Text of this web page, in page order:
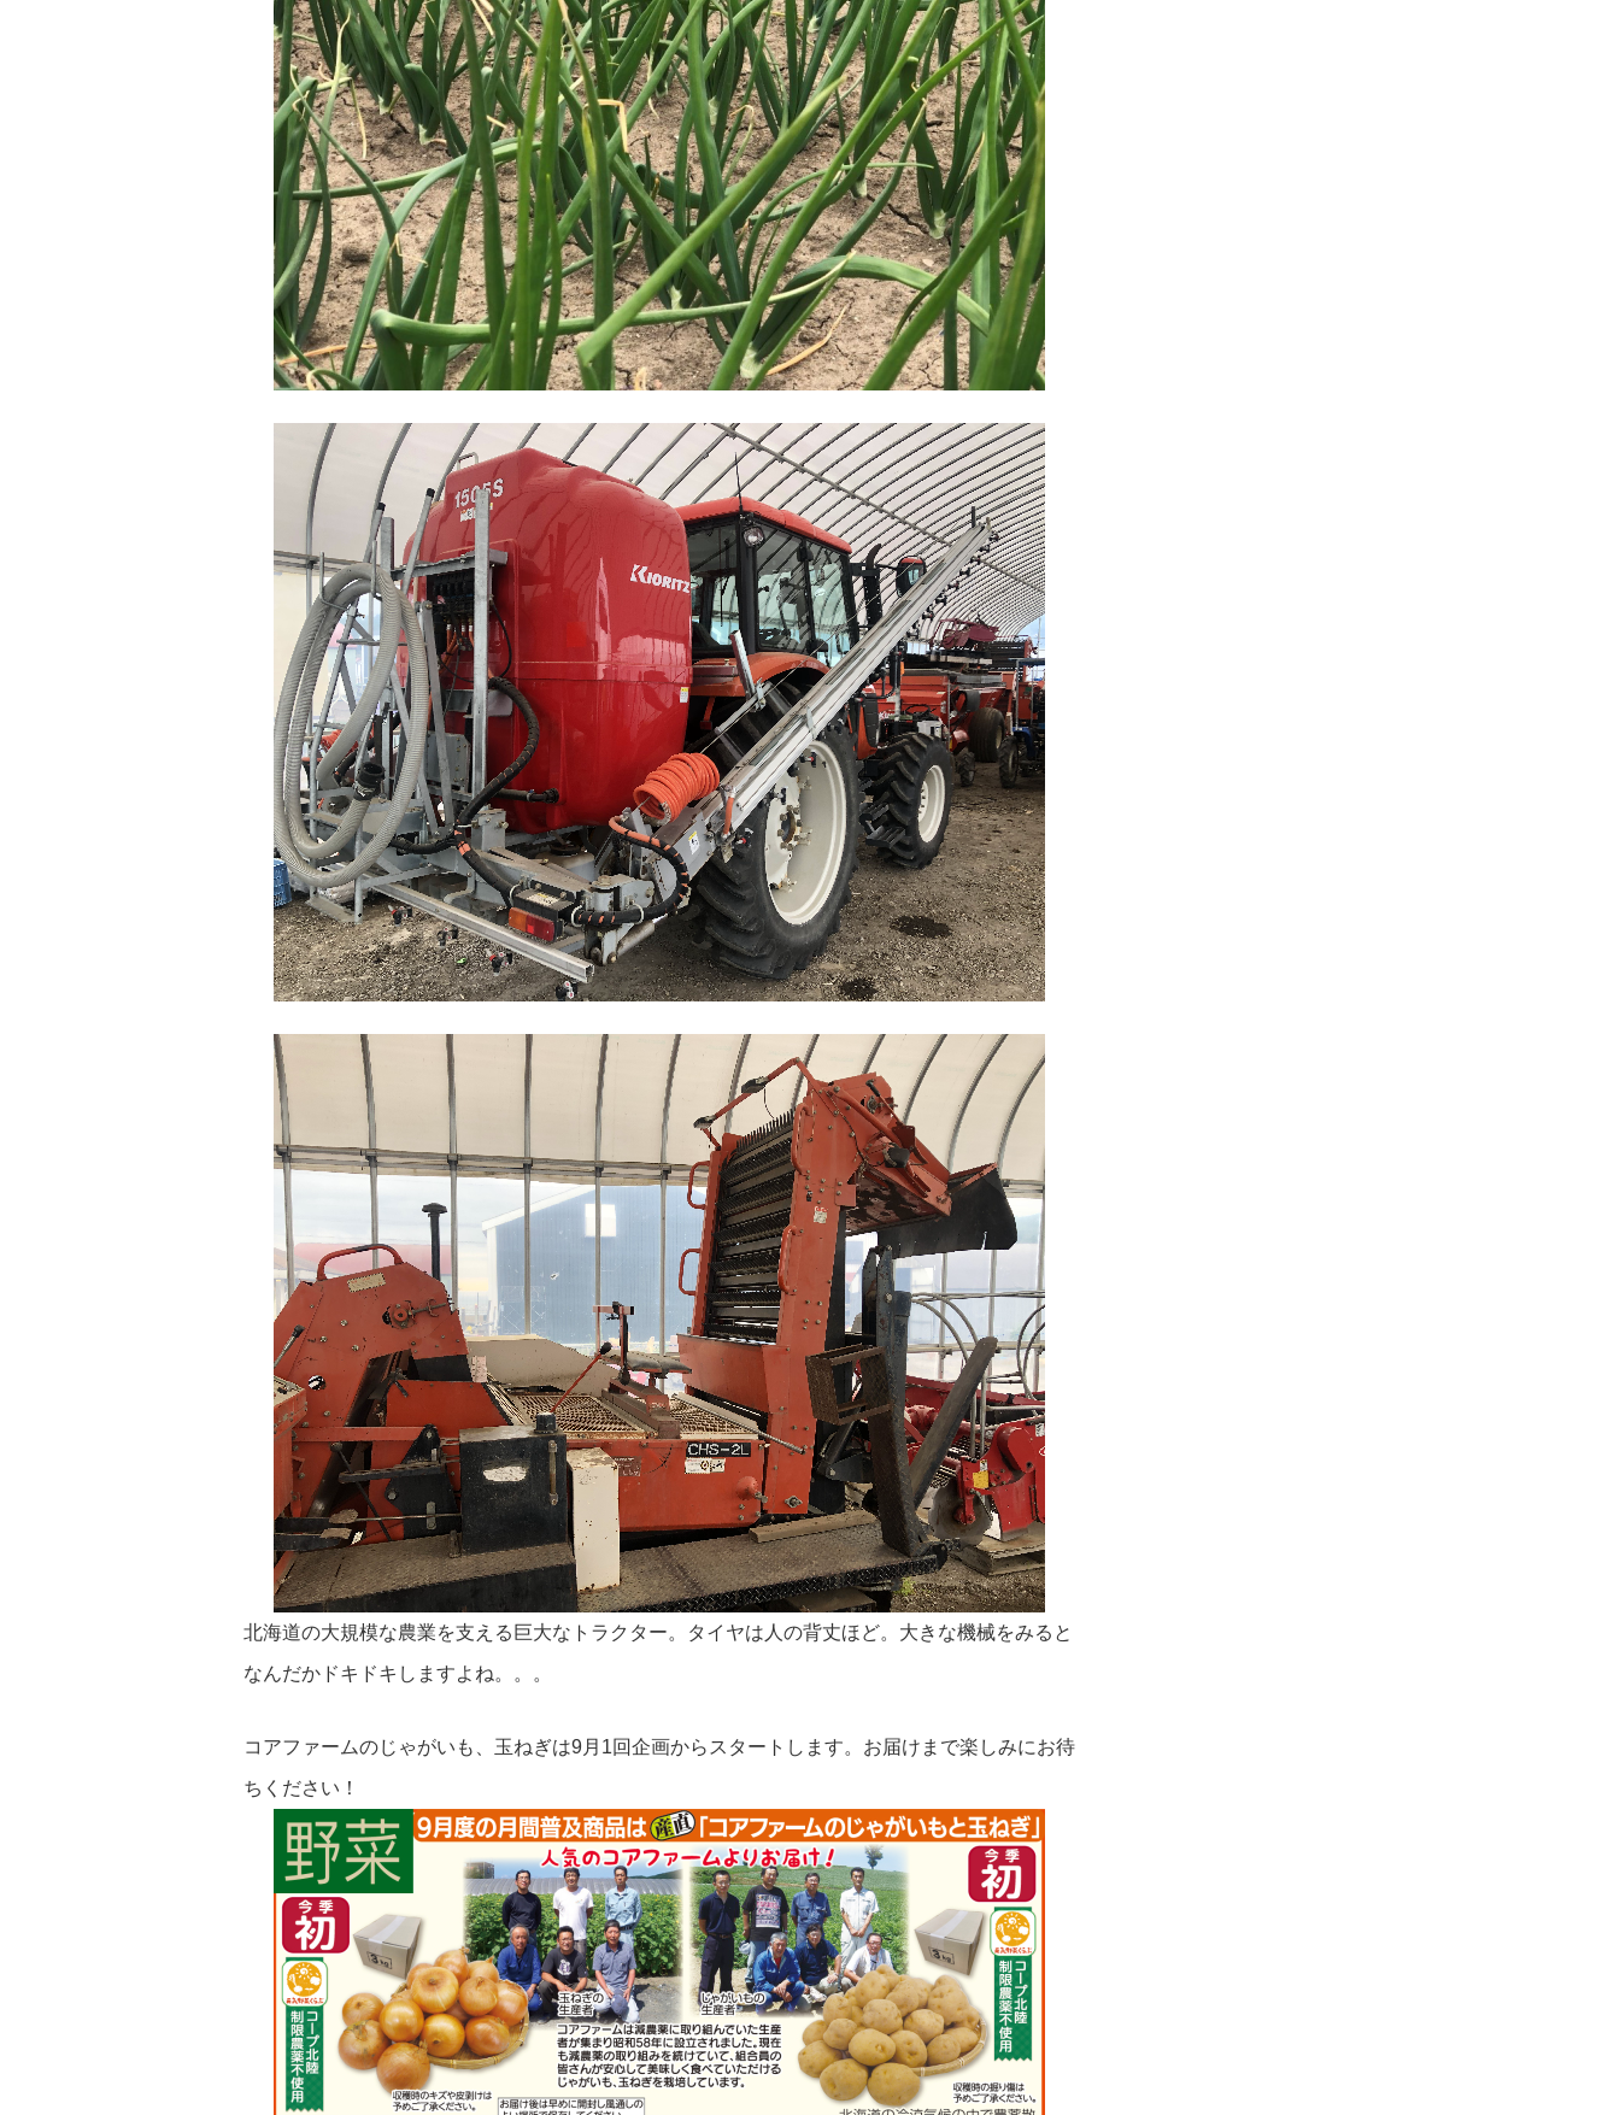
北海道の大規模な農業を支える巨大なトラクター。タイヤは人の背丈ほど。大きな機械をみると
なんだかドキドキしますよね。。。
コアファームのじゃがいも、玉ねぎは9月1回企画からスタートします。お届けまで楽しみにお待
ちください！